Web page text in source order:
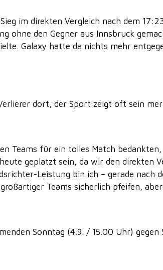
im direkten Vergleich nach dem
ohne den Gegner aus Innsbruck
Galaxy hatte da nichts mehr
dort, der Sport zeigt oft sein
Teams für ein tolles Match
geplatzt sein, da wir den direkten
Leistung bin ich – gerade nach
Teams sicherlich pfeifen,
Sonntag (4.9. / 15.00 Uhr)